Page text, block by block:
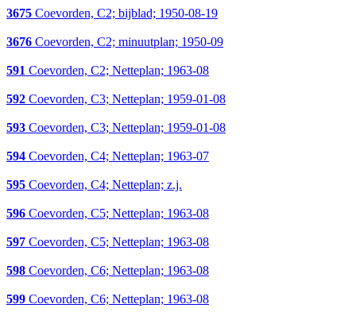
3675 Coevorden, C2; bijblad; 1950-08-19
3676 Coevorden, C2; minuutplan; 1950-09
591 Coevorden, C2; Netteplan; 1963-08
592 Coevorden, C3; Netteplan; 1959-01-08
593 Coevorden, C3; Netteplan; 1959-01-08
594 Coevorden, C4; Netteplan; 1963-07
595 Coevorden, C4; Netteplan; z.j.
596 Coevorden, C5; Netteplan; 1963-08
597 Coevorden, C5; Netteplan; 1963-08
598 Coevorden, C6; Netteplan; 1963-08
599 Coevorden, C6; Netteplan; 1963-08